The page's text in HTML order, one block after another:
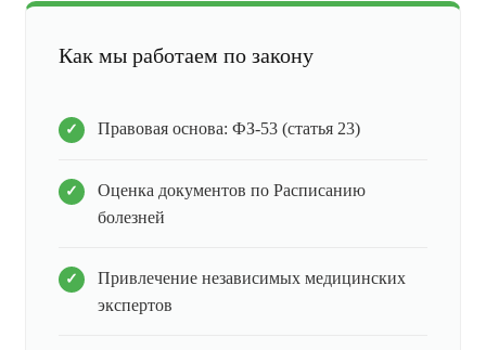
Как мы работаем по закону
Правовая основа: ФЗ-53 (статья 23)
Оценка документов по Расписанию
болезней
Привлечение независимых медицинских
экспертов